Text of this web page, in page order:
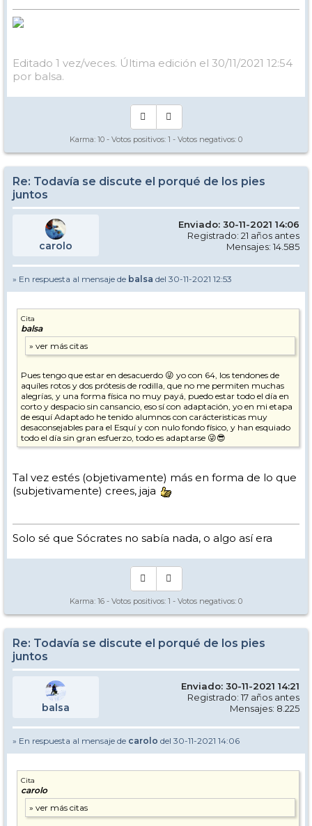
Editado 1 vez/veces. Última edición el 30/11/2021 12:54
por balsa.
Karma: 10 - Votos positivos: 1 - Votos negativos: 0
Re: Todavía se discute el porqué de los pies
juntos
carolo
Enviado: 30-11-2021 14:06
Registrado: 21 años antes
Mensajes: 14.585
» En respuesta al mensaje de balsa del 30-11-2021 12:53
Cita
balsa
Pues tengo que estar en desacuerdo 😜 yo con 64, los tendones de
aquíles rotos y dos prótesis de rodilla, que no me permiten muchas
alegrías, y una forma física no muy payá, puedo estar todo el día en
corto y despacio sin cansancio, eso sí con adaptación, yo en mi etapa
de esquí Adaptado he tenido alumnos con carácteristicas muy
desaconsejables para el Esquí y con nulo fondo físico, y han esquiado
todo el día sin gran esfuerzo, todo es adaptarse 😜😎
Tal vez estés (objetivamente) más en forma de lo que
(subjetivamente) crees, jaja
Solo sé que Sócrates no sabía nada, o algo así era
Karma: 16 - Votos positivos: 1 - Votos negativos: 0
Re: Todavía se discute el porqué de los pies
juntos
balsa
Enviado: 30-11-2021 14:21
Registrado: 17 años antes
Mensajes: 8.225
» En respuesta al mensaje de carolo del 30-11-2021 14:06
Cita
carolo